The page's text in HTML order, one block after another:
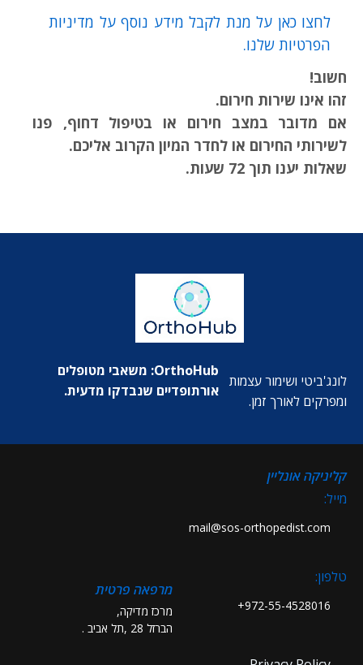
לחצו כאן על מנת לקבל מידע נוסף על מדיניות
הפרטיות שלנו.
חשוב!
זהו אינו שירות חירום.
אם מדובר במצב חירום או בטיפול דחוף, פנו
לשירותי החירום או לחדר המיון הקרוב אליכם.
שאלות יענו תוך 72 שעות.
OrthoHub: משאבי מטופלים
אורתופדיים שנבדקו מדעית.
לונג'ביטי ושימור עצמות
ומפרקים לאורך זמן.
קליניקה אונליין
מייל:
mail@sos-orthopedist.com
טלפון:
972-55-4528016+
מרפאה פרטית
מרכז מדיקה,
הברזל 28 ,תל אביב .